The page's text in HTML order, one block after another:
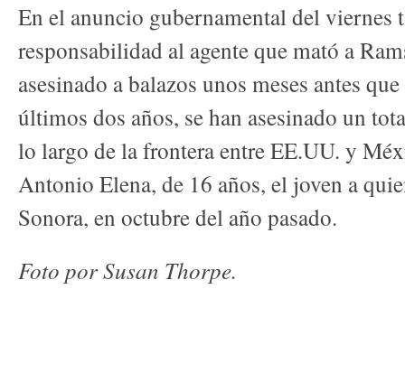
En el anuncio gubernamental del viernes
responsabilidad al agente que mató a
asesinado a balazos unos meses antes
últimos dos años, se han asesinado un
lo largo de la frontera entre EE.UU. y
Antonio Elena, de 16 años, el joven a
Sonora, en octubre del año pasado.
Foto por Susan Thorpe.